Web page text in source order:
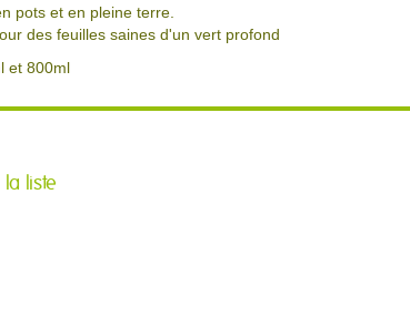
pots et en pleine terre.
des feuilles saines d'un vert profond
et 800ml
la liste